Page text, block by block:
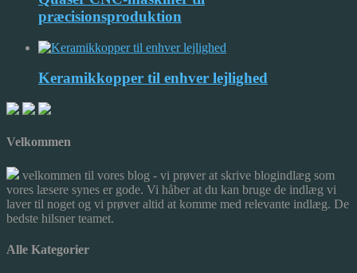
præcisionsproduktion
Keramikkopper til enhver lejlighed
Velkommen
velkommen til vores blog - vi prøver at skrive blogindlæg som
vores læsere synes er gode. Vi håber at du kan bruge de indlæg vi
laver til noget og vi prøver altid at komme med relevante indlæg. De
bedste hilsner teamet.
Alle Kategorier